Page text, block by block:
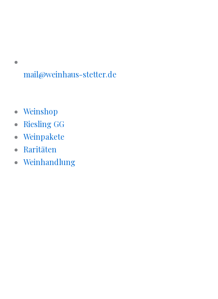
mail@weinhaus-stetter.de
Weinshop
Riesling GG
Weinpakete
Raritäten
Weinhandlung